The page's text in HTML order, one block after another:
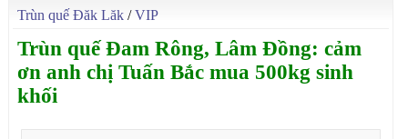
Trùn quế Đăk Lăk /VIP
Trùn quế Đam Rông, Lâm Đồng: cảm
ơn anh chị Tuấn Bắc mua 500kg sinh
khối